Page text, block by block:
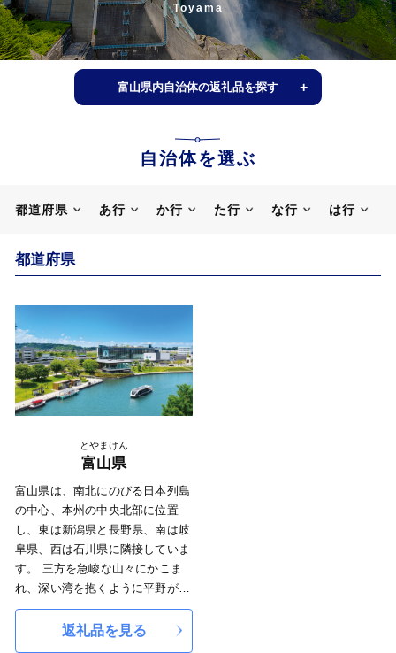
Toyama
富山県内自治体の返礼品を探す
自治体を選ぶ
都道府県 あ行 か行 た行 な行 は行
都道府県
とやまけん
富山県
富山県は、南北にのびる日本列島
の中心、本州の中央北部に位置
し、東は新潟県と長野県、南は岐
阜県、西は石川県に隣接していま
す。 三方を急峻な山々にかこま
れ、深い湾を抱くように平野が広
がっており、富山市を中心に半径
50kmというまとまりのよい地形
返礼品を見る